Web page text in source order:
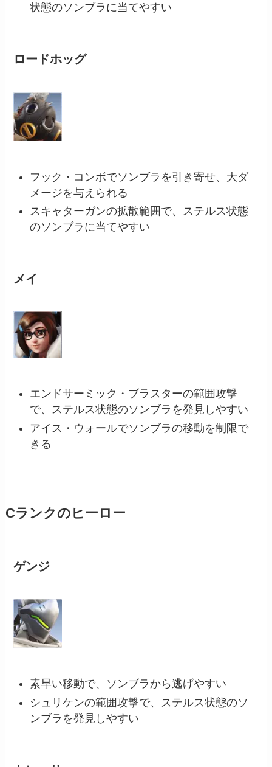
状態のソンブラに当てやすい
ロードホッグ
フック・コンボでソンブラを引き寄せ、大ダ
メージを与えられる
スキャターガンの拡散範囲で、ステルス状態
のソンブラに当てやすい
メイ
エンドサーミック・ブラスターの範囲攻撃
で、ステルス状態のソンブラを発見しやすい
アイス・ウォールでソンブラの移動を制限で
きる
Cランクのヒーロー
ゲンジ
素早い移動で、ソンブラから逃げやすい
シュリケンの範囲攻撃で、ステルス状態のソ
ンブラを発見しやすい